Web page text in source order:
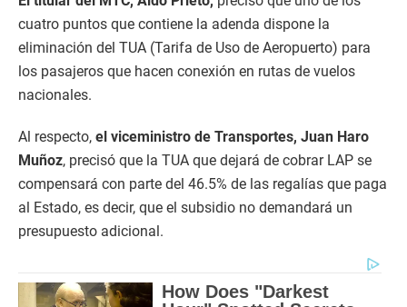
cuatro puntos que contiene la adenda dispone la
eliminación del TUA (Tarifa de Uso de Aeropuerto) para
los pasajeros que hacen conexión en rutas de vuelos
nacionales.
Al respecto, el viceministro de Transportes, Juan Haro
Muñoz, precisó que la TUA que dejará de cobrar LAP se
compensará con parte del 46.5% de las regalías que paga
al Estado, es decir, que el subsidio no demandará un
presupuesto adicional.